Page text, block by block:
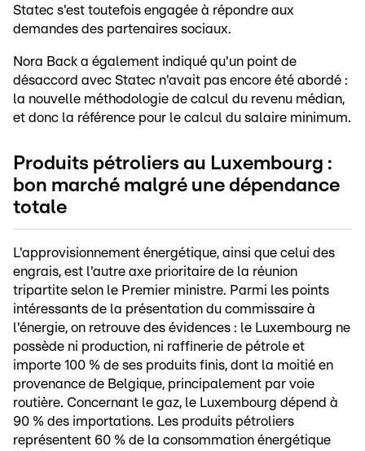
Statec s'est toutefois engagée à répondre aux
demandes des partenaires sociaux.
Nora Back a également indiqué qu'un point de
désaccord avec Statec n'avait pas encore été abordé :
la nouvelle méthodologie de calcul du revenu médian,
et donc la référence pour le calcul du salaire minimum.
Produits pétroliers au Luxembourg :
bon marché malgré une dépendance
totale
L'approvisionnement énergétique, ainsi que celui des
engrais, est l'autre axe prioritaire de la réunion
tripartite selon le Premier ministre. Parmi les points
intéressants de la présentation du commissaire à
l'énergie, on retrouve des évidences : le Luxembourg ne
possède ni production, ni raffinerie de pétrole et
importe 100 % de ses produits finis, dont la moitié en
provenance de Belgique, principalement par voie
routière. Concernant le gaz, le Luxembourg dépend à
90 % des importations. Les produits pétroliers
représentent 60 % de la consommation énergétique